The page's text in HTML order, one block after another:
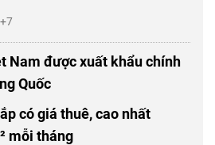
Nam được xuất khẩu chính
Quốc
có giá thuê, cao nhất
mỗi tháng